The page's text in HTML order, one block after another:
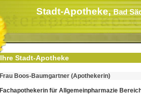
Stadt-Apotheke,Bad
Ihre Stadt-Apotheke
Frau Boos-Baumgartner (Apothekerin)
Fachapothekerin für Allgemeinpharmazie